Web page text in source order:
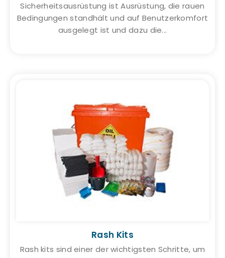
Sicherheitsausrüstung ist Ausrüstung, die rauen
Bedingungen standhält und auf Benutzerkomfort
ausgelegt ist und dazu die...
Rash Kits
Rash kits sind einer der wichtigsten Schritte, um